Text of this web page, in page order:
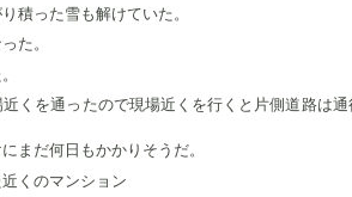
積った雪も解けていた。
た。
くを通ったので現場近くを行くと片側道路は
まだ何日もかかりそうだ。
くのマンション